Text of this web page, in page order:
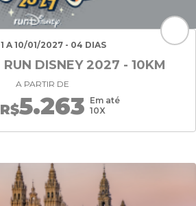
A 10/01/2027 - 04 DIAS
RUN DISNEY 2027 - 10KM
A PARTIR DE
R$5.263 Em até
10X